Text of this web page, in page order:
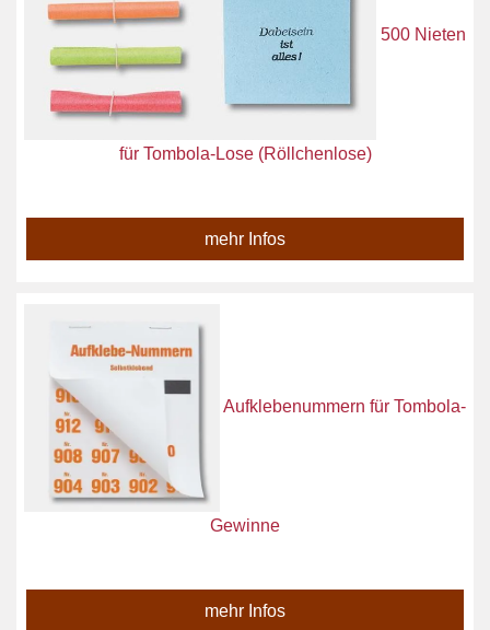
500 Nieten
für Tombola-Lose (Röllchenlose)
mehr Infos
Aufklebenummern für Tombola-
Gewinne
mehr Infos